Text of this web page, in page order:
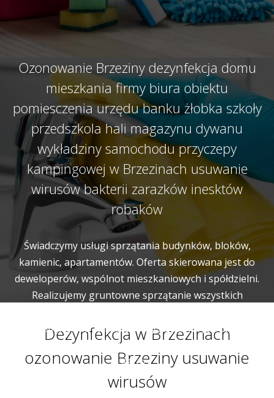
Ozonowanie Brzeziny dezynfekcja domu
mieszkania firmy biura obiektu
pomiesczenia urzędu banku żłobka szkoły
przedszkola hali magazynu dywanu
wykładziny samochodu przyczepy
kampingowej w Brzezinach usuwanie
wirusów bakterii zarazków inesktów
robaków
Świadczymy usługi sprzątania budynków, bloków,
kamienic, apartamentów. Oferta skierowana jest do
deweloperów, wspólnot mieszkaniowych i spółdzielni.
Realizujemy gruntowne sprzątanie wszystkich
zadaniem jest utrzymanie w czystości korytarzy, klatek
schodowych, wind, pomieszczeń gospodarczych a także
garaży.
Dezynfekcja w Brzezinach
ozonowanie Brzeziny usuwanie
wirusów